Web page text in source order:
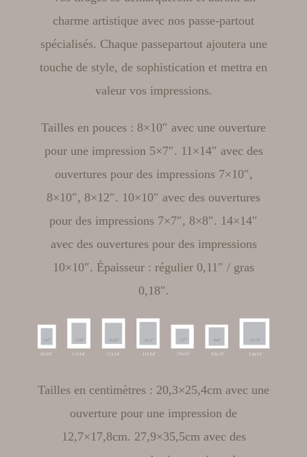
charme artistique avec nos passe-partout
spécialisés. Chaque passepartout ajoutera une
touche de style, de sophistication et mettra en
valeur vos impressions.
Tailles en pouces : 8×10″ avec une ouverture
pour une impression 5×7″. 11×14″ avec des
ouvertures pour des impressions 7×10″,
8×10″, 8×12″. 10×10″ avec des ouvertures
pour des impressions 7×7″, 8×8″. 14×14″
avec des ouvertures pour des impressions
10×10″. Épaisseur : régulier 0,11″ / gras
0,18″.
Tailles en centimètres : 20,3×25,4cm avec une
ouverture pour une impression de
12,7×17,8cm. 27,9×35,5cm avec des